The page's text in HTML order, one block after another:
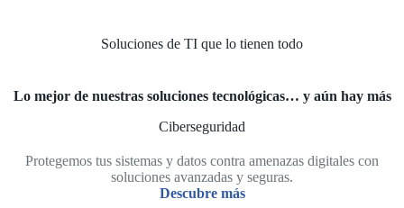
Soluciones de TI que lo tienen todo
Lo mejor de nuestras soluciones tecnológicas… y aún hay más
Ciberseguridad
Protegemos tus sistemas y datos contra amenazas digitales con
soluciones avanzadas y seguras.
Descubre más